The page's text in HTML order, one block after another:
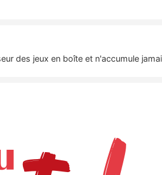
des jeux en boîte et n'accumule